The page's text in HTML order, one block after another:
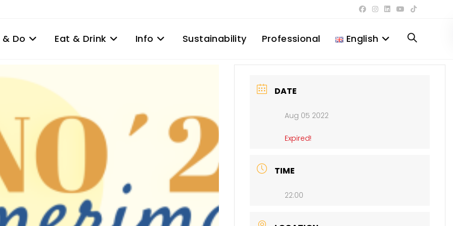
& Do Eat & Drink Info Sustainability Professional English Toggle
DATE
Aug 05 2022
Expired!
TIME
22:00